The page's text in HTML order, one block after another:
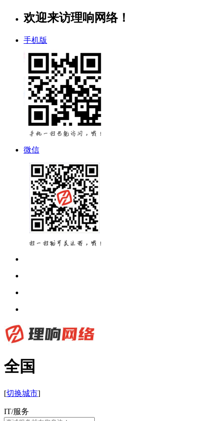
欢迎来访理响网络！
手机版
微信
全国
[切换城市]
IT/服务